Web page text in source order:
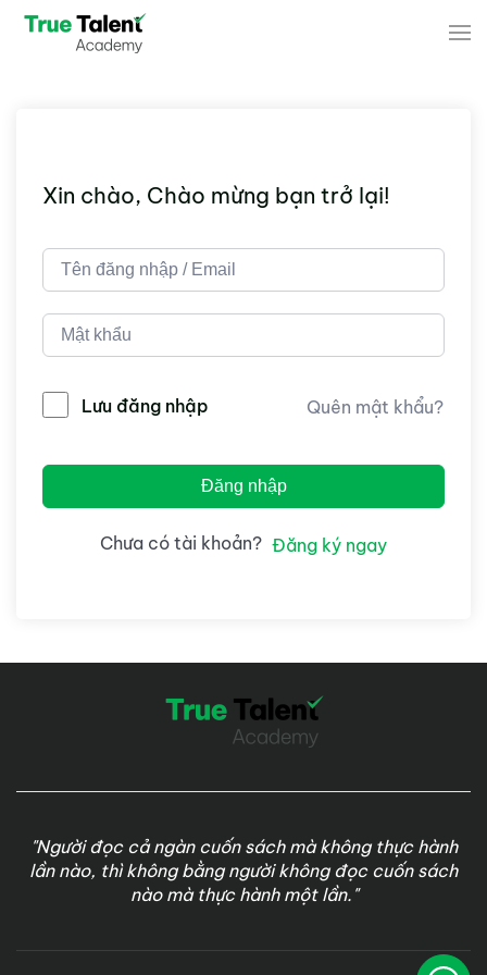
Xin chào, Chào mừng bạn trở lại!
Lưu đăng nhập Quên mật khẩu?
Đăng nhập
Chưa có tài khoản? Đăng ký ngay
"Người đọc cả ngàn cuốn sách mà không thực hành
lần nào, thì không bằng người không đọc cuốn sách
nào mà thực hành một lần."